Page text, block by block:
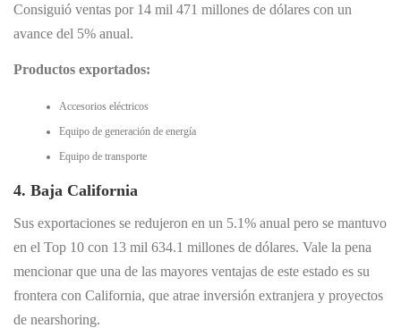
Consiguió ventas por 14 mil 471 millones de dólares con un
avance del 5% anual.
Productos exportados:
Accesorios eléctricos
Equipo de generación de energía
Equipo de transporte
4. Baja California
Sus exportaciones se redujeron en un 5.1% anual pero se mantuvo
en el Top 10 con 13 mil 634.1 millones de dólares. Vale la pena
mencionar que una de las mayores ventajas de este estado es su
frontera con California, que atrae inversión extranjera y proyectos
de nearshoring.